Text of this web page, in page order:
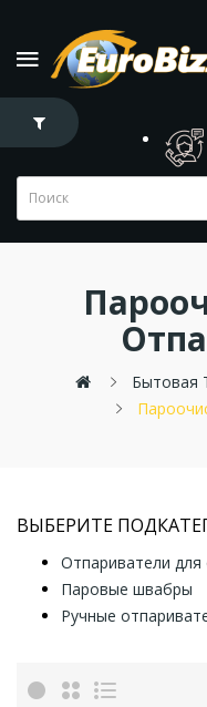
Бытовая
ВЫБЕРИТЕ
Отпариватели
Паровые швабры
Ручные